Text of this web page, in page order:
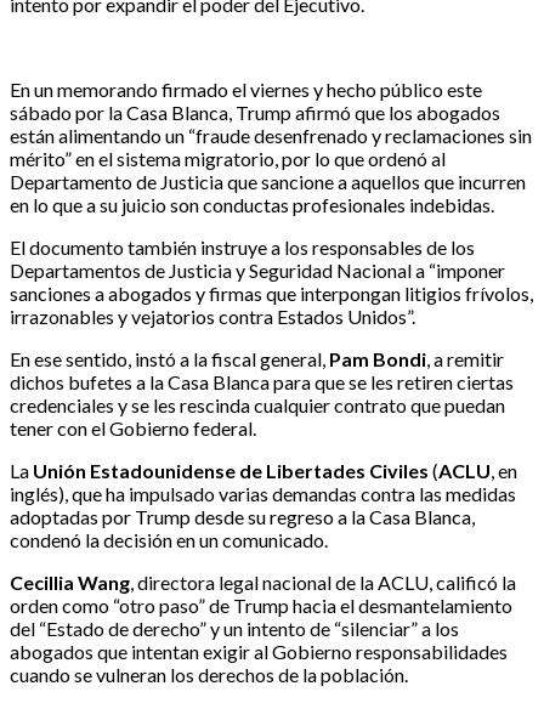
En un memorando firmado el viernes y hecho público este
sábado por la Casa Blanca, Trump afirmó que los abogados
están alimentando un “fraude desenfrenado y reclamaciones sin
mérito” en el sistema migratorio, por lo que ordenó al
Departamento de Justicia que sancione a aquellos que incurren
en lo que a su juicio son conductas profesionales indebidas.
El documento también instruye a los responsables de los
Departamentos de Justicia y Seguridad Nacional a “imponer
sanciones a abogados y firmas que interpongan litigios frívolos,
irrazonables y vejatorios contra Estados Unidos”.
En ese sentido, instó a la fiscal general, Pam Bondi , a remitir
dichos bufetes a la Casa Blanca para que se les retiren ciertas
credenciales y se les rescinda cualquier contrato que puedan
tener con el Gobierno federal.
La Unión Estadounidense de Libertades Civiles (ACLU , en
inglés), que ha impulsado varias demandas contra las medidas
adoptadas por Trump desde su regreso a la Casa Blanca,
condenó la decisión en un comunicado.
Cecillia Wang , directora legal nacional de la ACLU, calificó la
orden como “otro paso” de Trump hacia el desmantelamiento
del “Estado de derecho” y un intento de “silenciar” a los
abogados que intentan exigir al Gobierno responsabilidades
cuando se vulneran los derechos de la población.